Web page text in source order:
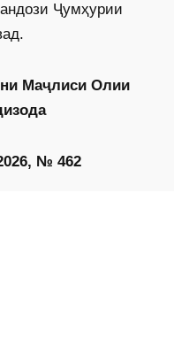
Ҷумҳурии
Маҷлиси Олии
№ 462